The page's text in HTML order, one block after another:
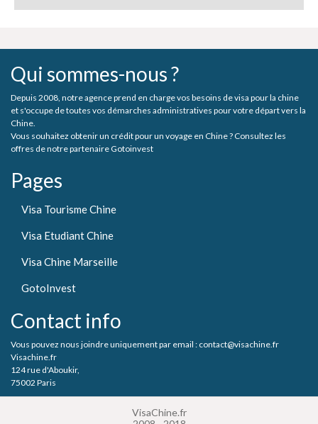
Qui sommes-nous ?
Depuis 2008, notre agence prend en charge vos besoins de visa pour la chine
et s'occupe de toutes vos démarches administratives pour votre départ vers la
Chine.
Vous souhaitez obtenir un crédit pour un voyage en Chine ? Consultez les
offres de notre partenaire Gotoinvest
Pages
Visa Tourisme Chine
Visa Etudiant Chine
Visa Chine Marseille
GotoInvest
Contact info
Vous pouvez nous joindre uniquement par email : contact@visachine.fr
Visachine.fr
124 rue d'Aboukir,
75002 Paris
VisaChine.fr